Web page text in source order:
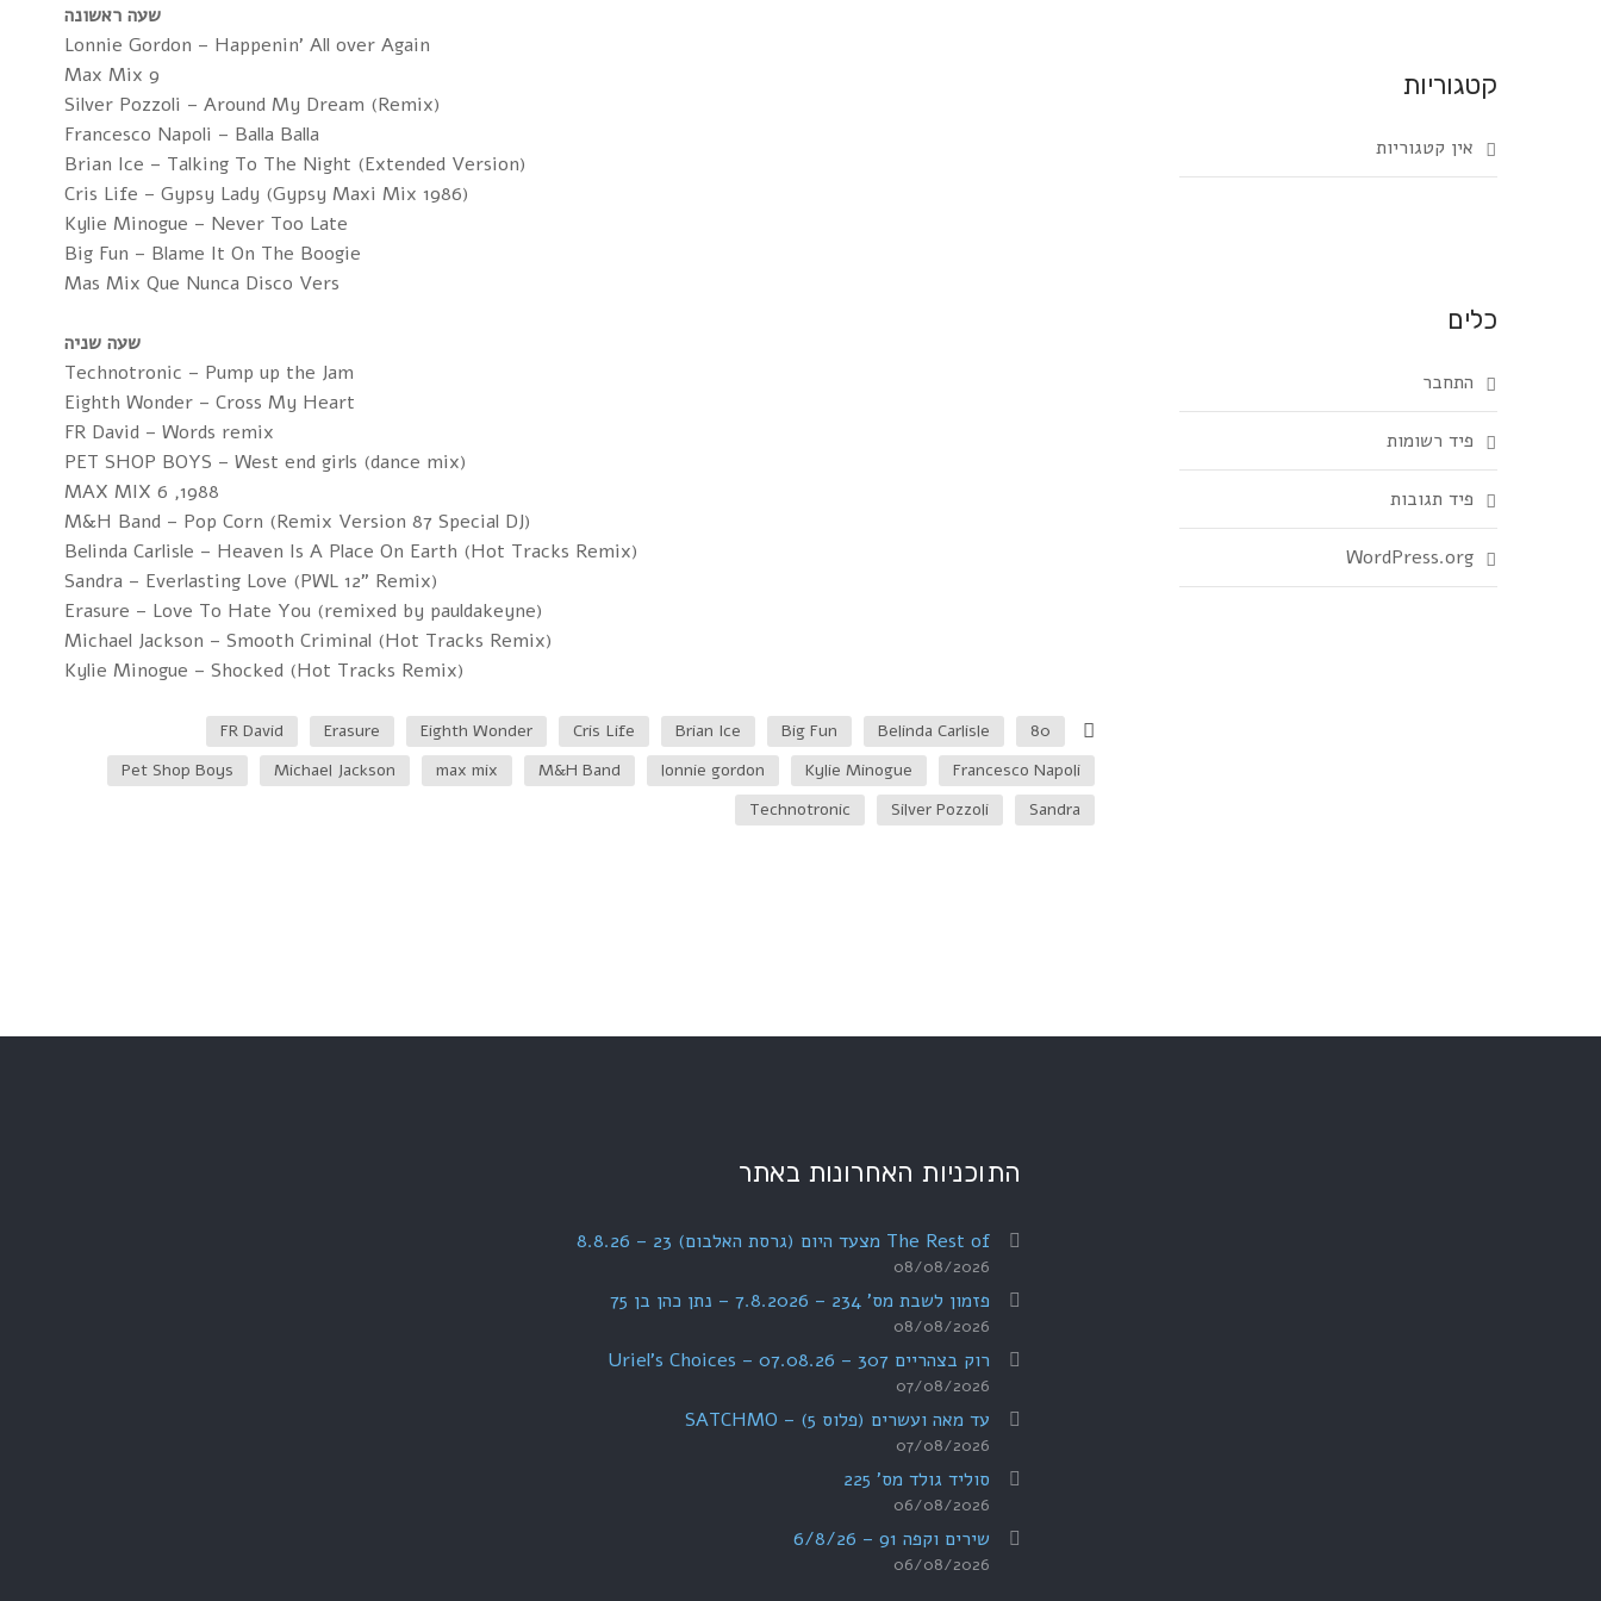
שעה ראשונה
Lonnie Gordon – Happenin' All over Again
Max Mix 9
Silver Pozzoli – Around My Dream (Remix)
Francesco Napoli – Balla Balla
Brian Ice – Talking To The Night (Extended Version)
Cris Life – Gypsy Lady (Gypsy Maxi Mix 1986)
Kylie Minogue – Never Too Late
Big Fun – Blame It On The Boogie
Mas Mix Que Nunca Disco Vers
שעה שניה
Technotronic – Pump up the Jam
Eighth Wonder – Cross My Heart
FR David – Words remix
PET SHOP BOYS – West end girls (dance mix)
MAX MIX 6 ,1988
M&H Band – Pop Corn (Remix Version 87 Special DJ)
Belinda Carlisle – Heaven Is A Place On Earth (Hot Tracks Remix)
Sandra – Everlasting Love (PWL 12" Remix)
Erasure – Love To Hate You (remixed by pauldakeyne)
Michael Jackson – Smooth Criminal (Hot Tracks Remix)
Kylie Minogue – Shocked (Hot Tracks Remix)
80
Belinda Carlisle
Big Fun
Brian Ice
Cris Life
Eighth Wonder
Erasure
FR David
Francesco Napoli
Kylie Minogue
lonnie gordon
M&H Band
max mix
Michael Jackson
Pet Shop Boys
Sandra
Silver Pozzoli
Technotronic
קטגוריות
אין קטגוריות
כלים
התחבר
פיד רשומות
פיד תגובות
WordPress.org
התוכניות האחרונות באתר
The Rest of מצעד היום (גרסת האלבום) 23 – 8.8.26
08/08/2026
פזמון לשבת מס' 234 – 7.8.2026 – נתן כהן בן 75
08/08/2026
רוק בצהריים 307 – 07.08.26 – Uriel's Choices
07/08/2026
עד מאה ועשרים (פלוס 5) – SATCHMO
07/08/2026
סוליד גולד מס' 225
06/08/2026
שירים וקפה 91 – 6/8/26
06/08/2026